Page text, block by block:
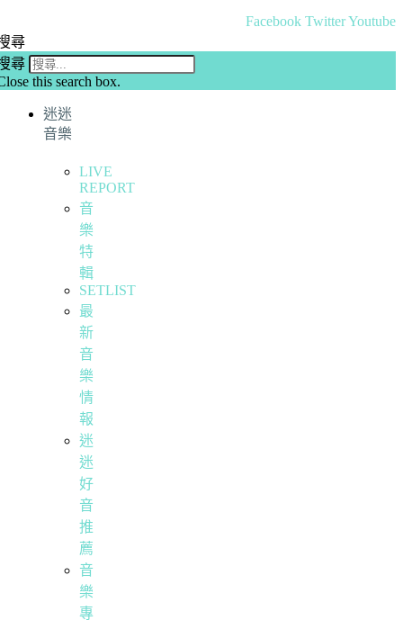
Facebook TwitterYoutube
尋
尋
this search box.
迷迷
音樂
LIVE
REPORT
音
樂
特
輯
SETLIST
最
新
音
樂
情
報
迷
迷
好
音
推
薦
音
樂
專